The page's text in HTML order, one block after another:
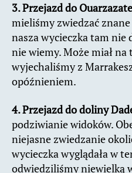
3. Przejazd do Ouarzazate
mieliśmy zwiedzać
nasza wycieczka tam nie
nie wiemy. Może miał na
wyjechaliśmy z
opóźnieniem.
4. Przejazd do doliny
podziwianie widoków.
niejasne zwiedzanie
wycieczka wyglądała w
odwiedziliśmy niewielką